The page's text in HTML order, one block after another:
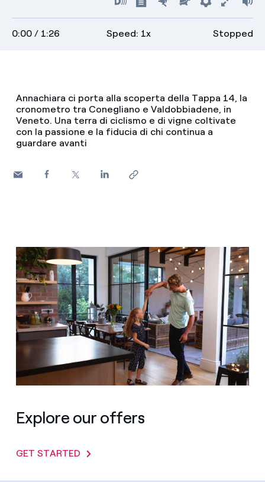
Turn
on
descriptions
Show
transcript
FasterSlower
Enter
full
screen
0:00 / 1:26 Speed: 1x Stopped
Annachiara ci porta alla scoperta della Tappa 14, la
cronometro tra Conegliano e Valdobbiadene, in
Veneto. Una terra di ciclismo e di vigne coltivate
con la passione e la fiducia di chi continua a
guardare avanti
Explore our offers
GET STARTED